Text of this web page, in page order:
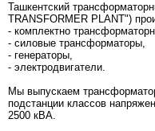
Ташкентский
TRANSFORMER PLANT")
- комплектно
- силовые трансформаторы,
- генераторы,
- электродвигатели.
Мы выпускаем
подстанции классов
2500 кВА.